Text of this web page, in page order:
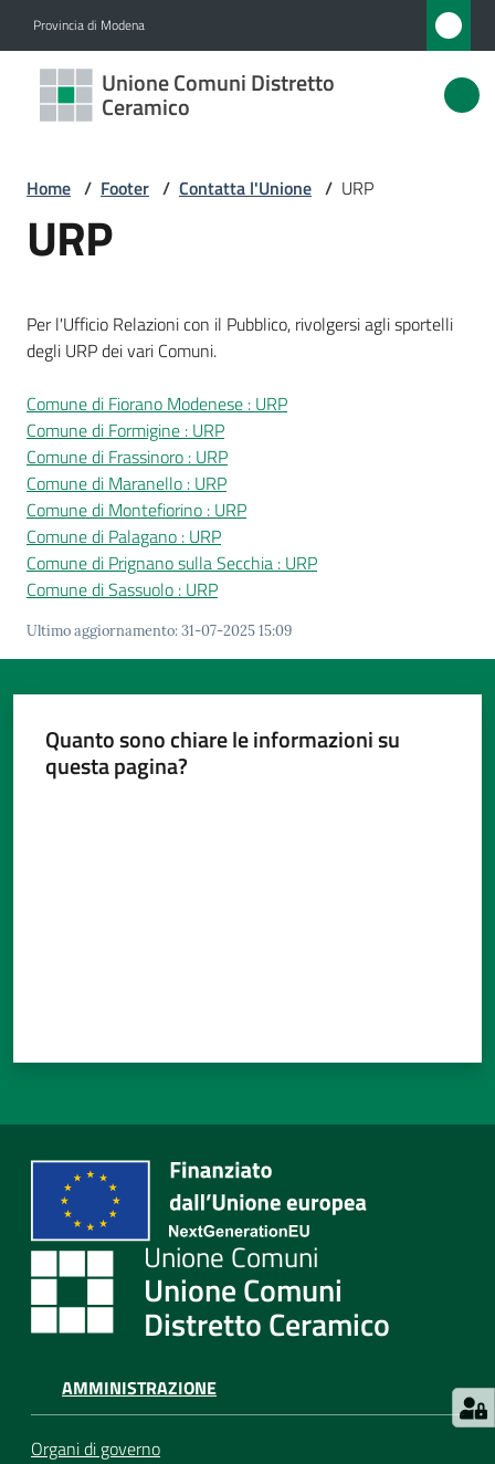
Provincia di Modena
Unione Comuni Distretto
Ceramico
Unione
Comuni
Ceramico
Novità
Servizi
Vivere
l'Unione
Tutti
Seguici
Home / Footer / Contatta l'Unione / URP
URP
Per l'Ufficio Relazioni con il Pubblico, rivolgersi agli sportelli
degli URP dei vari Comuni.
Comune di Fiorano Modenese : URP
Comune di Formigine : URP
Comune di Frassinoro : URP
Comune di Maranello : URP
Comune di Montefiorino : URP
Comune di Palagano : URP
Comune di Prignano sulla Secchia : URP
Comune di Sassuolo : URP
Ultimo aggiornamento:31-07-2025 15:09
Quanto sono chiare le informazioni su
questa pagina?
Unione Comuni
Distretto Ceramico
AMMINISTRAZIONE
Organi di governo